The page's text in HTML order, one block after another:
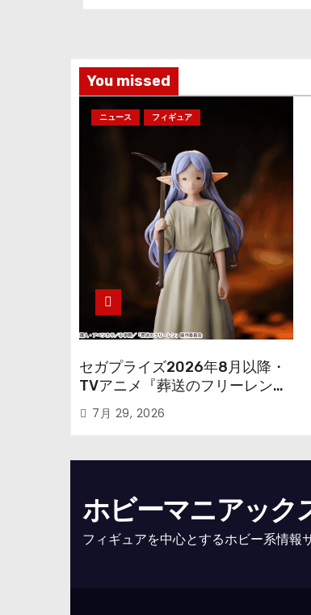
You missed
ニュース フィギュア
セガプライズ2026年8月以降・
TVアニメ『葬送のフリーレン』
鉱山で300年働くことになっっ
ちゃった「フリーレン」を立体
7月 29, 2026
ホビーマニアック
フィギュアを中心とするホビー系情報